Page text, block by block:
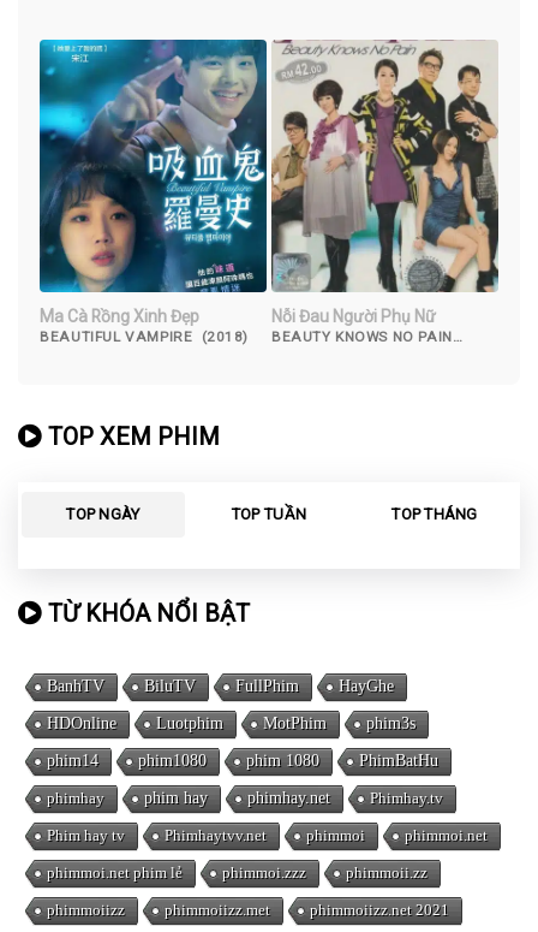
Ma Cà Rồng Xinh Đẹp
BEAUTIFUL VAMPIRE (2018)
Nỗi Đau Người Phụ Nữ
BEAUTY KNOWS NO PAIN
TOP XEM PHIM
TOP NGÀY TOP TUẦN TOP THÁNG
TỪ KHÓA NỔI BẬT
BanhTV BiluTV FullPhim HayGhe
HDOnline Luotphim MotPhim phim3s
phim14 phim1080 phim 1080 PhimBatHu
phimhay phim hay phimhay.net Phimhay.tv
Phim hay tv Phimhaytvv.net phimmoi phimmoi.net
phimmoi.net phim lẻ phimmoi.zzz phimmoii.zz
phimmoiizz phimmoiizz.met phimmoiizz.net 2021